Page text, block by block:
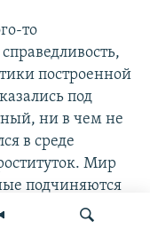
то
построенной
под
ни в чем не
в среде
Мир
подчиняются